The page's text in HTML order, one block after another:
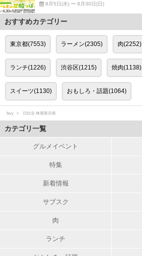
8月5日(水) 〜 8月30日(日)
おすすめカテゴリー
東京都(7553) ラーメン(2305) 肉(2252)
ランチ(1226) 渋谷区(1215) 焼肉(1138)
スイーツ(1130) おもしろ・話題(1064)
favy 日比谷 林屋新兵衛
カテゴリ一覧
グルメイベント
特集
新着情報
サブスク
肉
ランチ